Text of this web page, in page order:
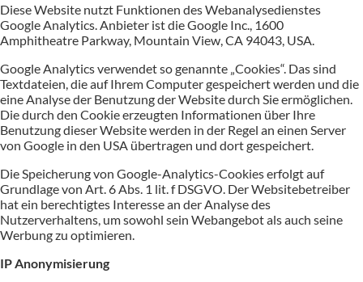
Diese Website nutzt Funktionen des Webanalysedienstes
Google Analytics. Anbieter ist die Google Inc., 1600
Amphitheatre Parkway, Mountain View, CA 94043, USA.
Google Analytics verwendet so genannte „Cookies“. Das sind
Textdateien, die auf Ihrem Computer gespeichert werden und die
eine Analyse der Benutzung der Website durch Sie ermöglichen.
Die durch den Cookie erzeugten Informationen über Ihre
Benutzung dieser Website werden in der Regel an einen Server
von Google in den USA übertragen und dort gespeichert.
Die Speicherung von Google-Analytics-Cookies erfolgt auf
Grundlage von Art. 6 Abs. 1 lit. f DSGVO. Der Websitebetreiber
hat ein berechtigtes Interesse an der Analyse des
Nutzerverhaltens, um sowohl sein Webangebot als auch seine
Werbung zu optimieren.
IP Anonymisierung